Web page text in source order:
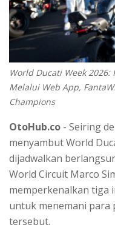
World Ducati Week
Melalui Web App,
Champions
OtoHub.co - Seiring
menyambut World
dijadwalkan
World Circuit Marco
memperkenalkan tiga
untuk menemani para
tersebut.